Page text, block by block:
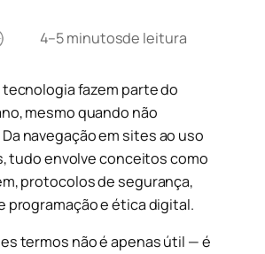
4–5 minutosde leitura
fazem parte do
mesmo quando não
navegação em sites ao uso
tudo envolve conceitos como
protocolos de segurança,
programação e ética digital.
termos não é apenas útil — é